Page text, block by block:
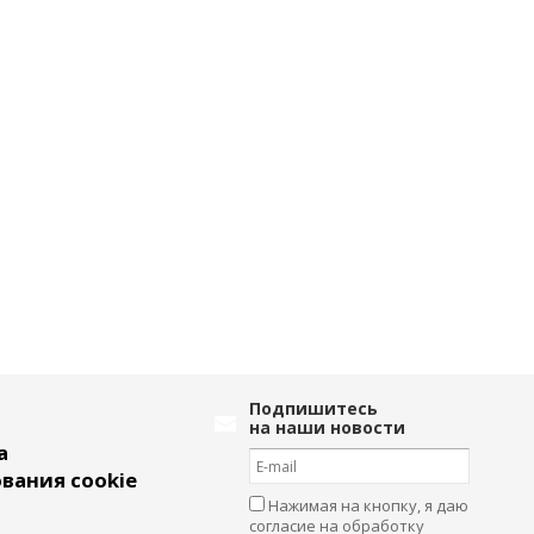
cookie
Подпишитесь
на наши новости
Нажимая на кнопку, я даю
согласие на обработку